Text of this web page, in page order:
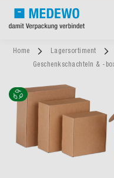
Home Lagersortiment
Geschenkschachteln & -